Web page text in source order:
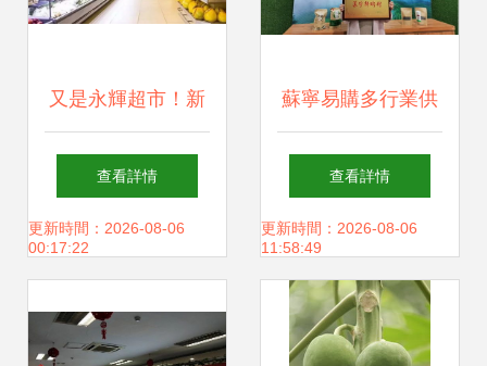
又是永輝超市！新
鮮蔬菜看似零售，
實則套路讓人暈圈
查看詳情
更新時間：2026-08-06
00:17:22
蘇寧易購多行業供
應鏈整合 為農戶排
憂解難，為消費者
獻上“鮮”機
查看詳情
更新時間：2026-08-06
11:58:49